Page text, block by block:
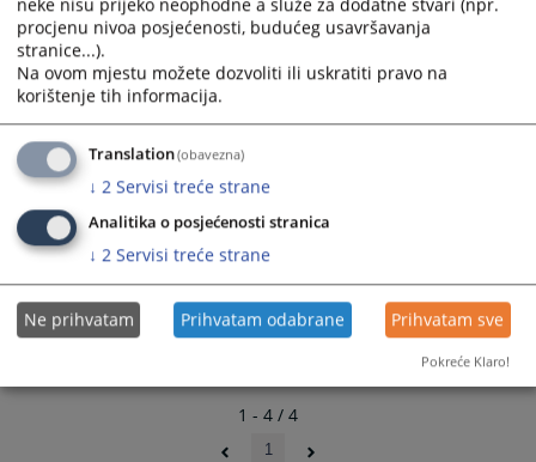
shortcuts
for
changing
dates.
shortcuts
changing
dates.
Spisak stalnih sudskih tumača.
1 - 4 / 4
1
neke nisu prijeko neophodne a služe za dodatne stvari (npr.
procjenu nivoa posjećenosti, budućeg usavršavanja
stranice...).
Na ovom mjestu možete dozvoliti ili uskratiti pravo na
korištenje tih informacija.
Translation(obavezna)
↓ 2 Servisi treće strane
Analitika o posjećenosti stranica
↓ 2 Servisi treće strane
Ne prihvatam Prihvatam odabrane Prihvatam sve
Pokreće Klaro!